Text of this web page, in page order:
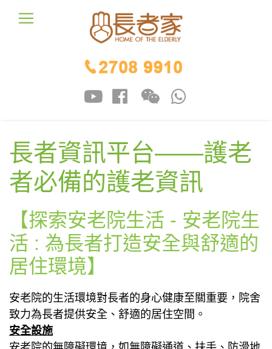
長者資訊平台——護老
者必備的護老資訊
【探索安老院生活 - 安老院生
活 : 為長者打造安全與舒適的
居住環境】
安老院的生活環境對長者的身心健康至關重要，院舍
致力為長者提供安全、舒適的居住空間。
安全設施